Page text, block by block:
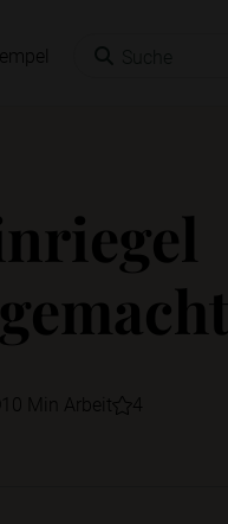
10 Min Arbeit 4